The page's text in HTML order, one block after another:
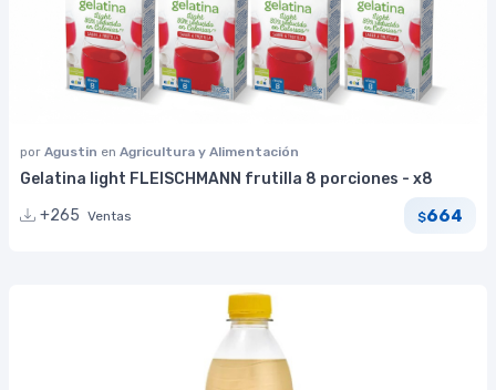
por Agustin en Agricultura y Alimentación
Gelatina light FLEISCHMANN frutilla 8 porciones - x8
+265 Ventas $664